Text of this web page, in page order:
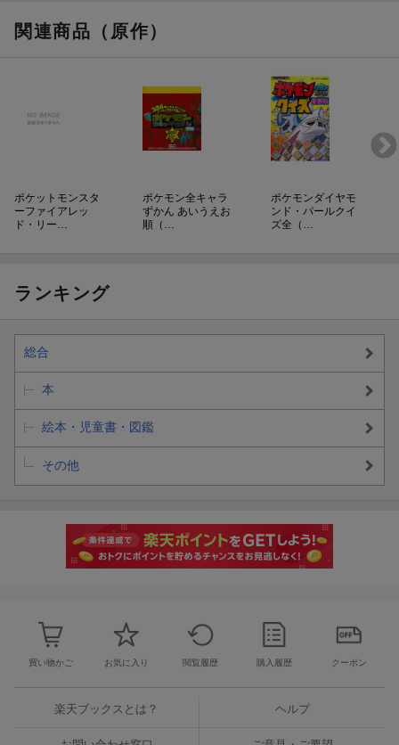
関連商品（原作）
ポケットモンスタ
ーファイアレッ
ド・リー…
ポケモン全キャラ
ずかん あいうえお
順（…
ポケモンダイヤモ
ンド・パールクイ
ズ全（…
ランキング
総合
本
絵本・児童書・図鑑
その他
買い物かご お気に入り 閲覧履歴 購入履歴 クーポン
楽天ブックスとは？ ヘルプ